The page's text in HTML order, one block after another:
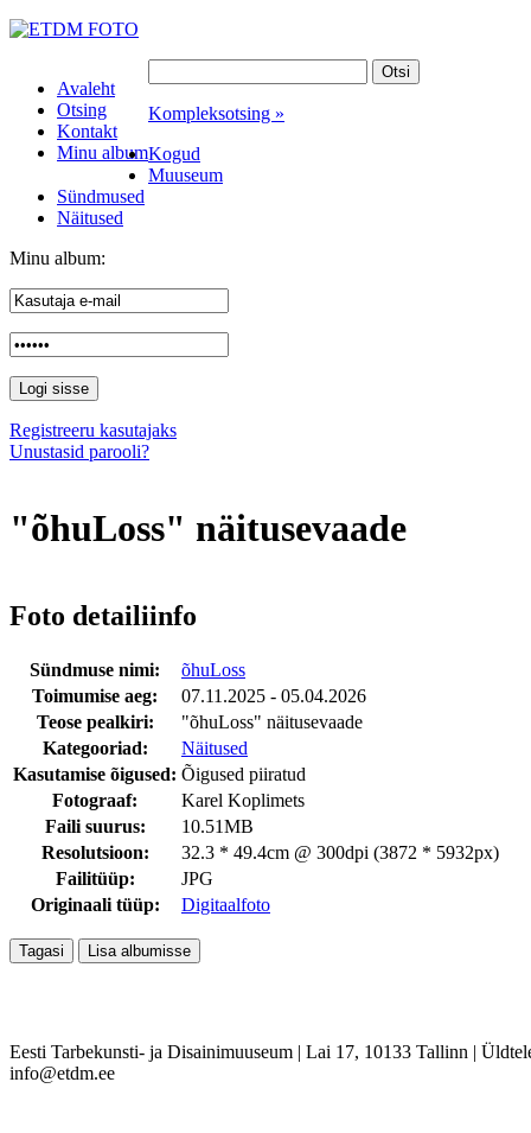
Avaleht
Otsing
Kontakt
Minu album
Kompleksotsing »
Kogud
Muuseum
Sündmused
Näitused
Minu album:
Registreeru kasutajaks
Unustasid parooli?
"õhuLoss" näitusevaade
Foto detailiinfo
Sündmuse nimi:
õhuLoss
Toimumise aeg:
07.11.2025 - 05.04.2026
Teose pealkiri:
"õhuLoss" näitusevaade
Kategooriad:
Näitused
Kasutamise õigused: Õigused piiratud
Fotograaf:
Karel Koplimets
Faili suurus:
10.51MB
Resolutsioon:
32.3 * 49.4cm @ 300dpi (3872 * 5932px)
Failitüüp:
JPG
Originaali tüüp:
Digitaalfoto
Eesti Tarbekunsti- ja Disainimuuseum | Lai 17, 10133 Tallinn |
info@etdm.ee